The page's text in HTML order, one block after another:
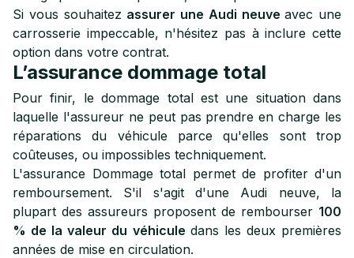
Si vous souhaitez assurer une Audi neuveavec une
carrosserie impeccable, n'hésitez pas à inclure cette
option dans votre contrat.
L’assurance dommage total
Pour finir, le dommage total est une situation dans
laquelle l'assureur ne peut pas prendre en charge les
réparations du véhicule parce qu'elles sont trop
coûteuses, ou impossibles techniquement.
L'assurance Dommage total permet de profiter d'un
remboursement. S'il s'agit d'une Audi neuve, la
plupart des assureurs proposent de rembourser 100
% de la valeur du véhicule dans les deux premières
années de mise en circulation.